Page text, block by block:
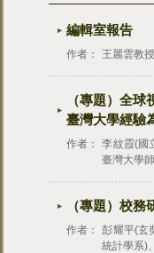
編輯室報告
作者： 王麗雲教
（專題）全
臺灣大學經驗
作者：
李紋霞(國
臺灣大學
（專題）校
作者：
彭耀平(玄
統計學系)